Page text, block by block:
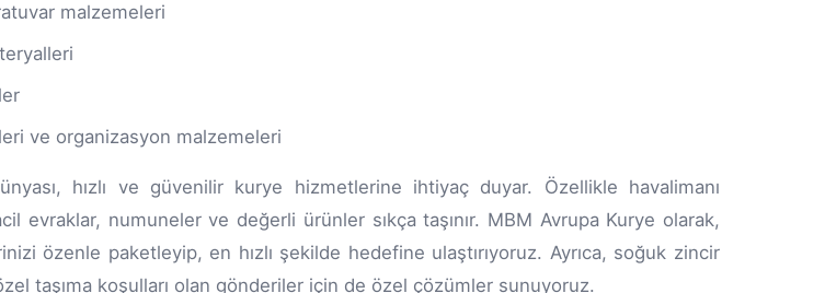
malzemeleri
ve organizasyon malzemeleri
hızlı ve güvenilir kurye hizmetlerine ihtiyaç duyar. Özellikle havalimanı
evraklar, numuneler ve değerli ürünler sıkça taşınır. MBM Avrupa Kurye olarak,
özenle paketleyip, en hızlı şekilde hedefine ulaştırıyoruz. Ayrıca, soğuk zincir
taşıma koşulları olan gönderiler için de özel çözümler sunuyoruz.